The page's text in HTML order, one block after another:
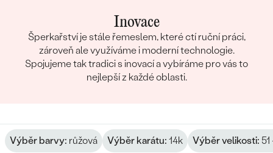
Inovace
Šperkařství je stále řemeslem, které ctí ruční práci,
zároveň ale využíváme i moderní technologie.
Spojujeme tak tradici s inovací a vybíráme pro vás to
nejlepší z každé oblasti.
Výběr barvy: růžová Výběr karátu: 14k Výběr velikosti: